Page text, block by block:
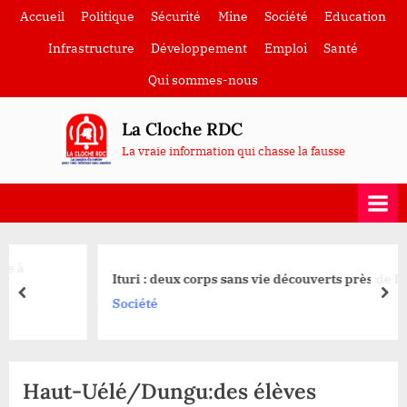
SkipAccueil Politique Sécurité Mine Société
Education
Infrastructure
Développement Emploi
Santé
Qui sommes-nous
La Cloche RDC
La vraie information qui chasse la fausse
Ituri : deux corps sans vie découverts près de Biakato
prev
Haut-Uélé/Dungu:des élèves